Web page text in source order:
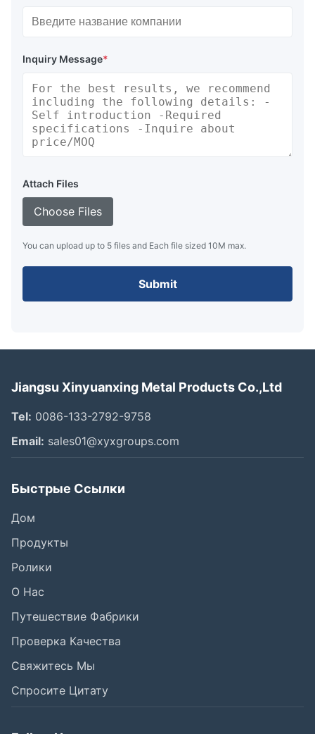
Inquiry Message*
Attach Files
Choose Files
You can upload up to 5 files and Each file sized 10M max.
Submit
Jiangsu Xinyuanxing Metal Products Co.,Ltd
Tel: 0086-133-2792-9758
Email: sales01@xyxgroups.com
Быстрые Ссылки
Дом
Продукты
Ролики
О Нас
Путешествие Фабрики
Проверка Качества
Свяжитесь Мы
Спросите Цитату